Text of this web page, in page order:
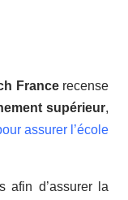
Francerecense
supérieur,
assurer l’école
afin d’assurer la